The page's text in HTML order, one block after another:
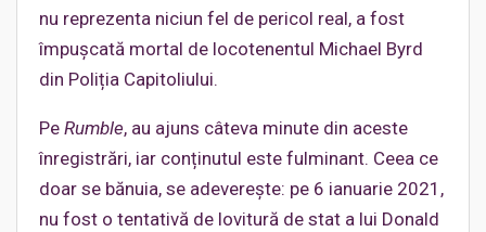
nu reprezenta niciun fel de pericol real, a fost
împușcată mortal de locotenentul Michael Byrd
din Poliția Capitoliului.
Pe Rumble, au ajuns câteva minute din aceste
înregistrări, iar conținutul este fulminant. Ceea ce
doar se bănuia, se adeverește: pe 6 ianuarie 2021,
nu fost o tentativă de lovitură de stat a lui Donald